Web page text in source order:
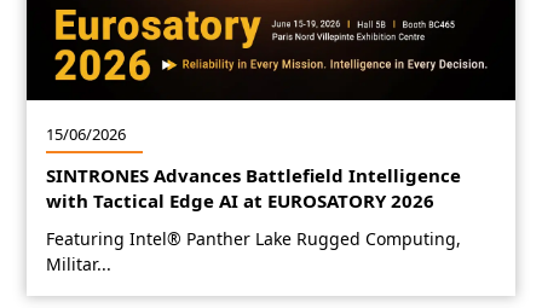
15/06/2026
SINTRONES Advances Battlefield Intelligence
with Tactical Edge AI at EUROSATORY 2026
Featuring Intel® Panther Lake Rugged Computing,
Militar...